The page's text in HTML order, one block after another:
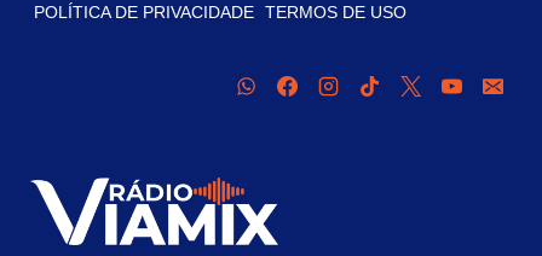
POLÍTICA DE PRIVACIDADE TERMOS DE USO